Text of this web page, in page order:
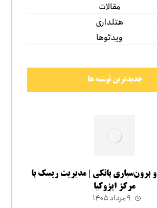
مقالات
هتلداری
ویدئوها
جدیدترین نوشته ها
ایزو ۲۰۰۲۲ و برون‌سپاری بانکی | مدیریت ریسک با
مرکز ایزوکیا
۹ مرداد ۱۴۰۵